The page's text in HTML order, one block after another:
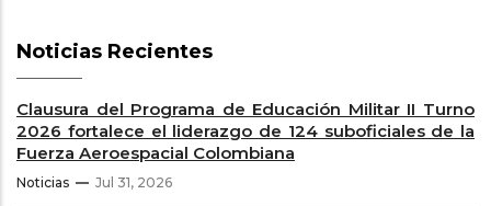
Noticias Recientes
Clausura del Programa de Educación Militar II Turno
2026 fortalece el liderazgo de 124 suboficiales de la
Fuerza Aeroespacial Colombiana
Noticias Jul 31, 2026